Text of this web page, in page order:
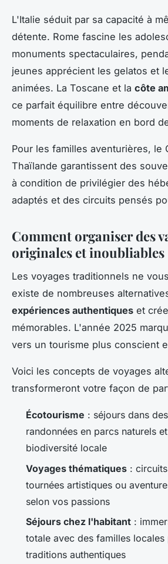
L'Italie séduit par sa capacité à
détente. Rome fascine les
monuments spectaculaires,
jeunes apprécient les gelatos et
animées. La Toscane et la côte
ce parfait équilibre entre
moments de relaxation en bord
Pour les familles aventurières, le
Thaïlande garantissent des
à condition de privilégier des
adaptés et des circuits pensés
Comment organiser des
originales et inoubliables
Les voyages traditionnels ne
existe de nombreuses
expériences authentiques et
mémorables. L'année 2025
vers un tourisme plus conscient
Voici les concepts de voyages
transformeront votre façon de
Écotourisme : séjours dans
randonnées en parcs naturels
biodiversité locale
Voyages thématiques :
tournées artistiques ou
selon vos passions
Séjours chez l'habitant :
totale avec des familles
traditions authentiques